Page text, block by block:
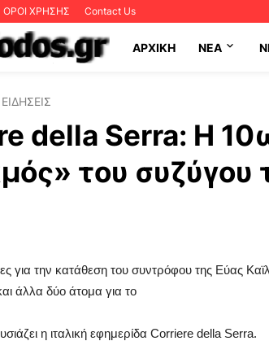
ΟΡΟΙ ΧΡΗΣΗΣ Contact Us
ΑΡΧΙΚΗ NEA
ΕΙΔΗΣΕΙΣ
della Serra: H
του συζύγου
για την κατάθεση του συντρόφου της Εύας
άλλα δύο άτομα για το
η ιταλική εφημερίδα Corriere della Serra.